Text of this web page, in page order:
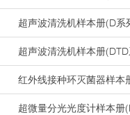
超声波清洗机样本册(D系
超声波清洗机样本册
红外线接种环灭菌器样本
超微量分光光度计样本册